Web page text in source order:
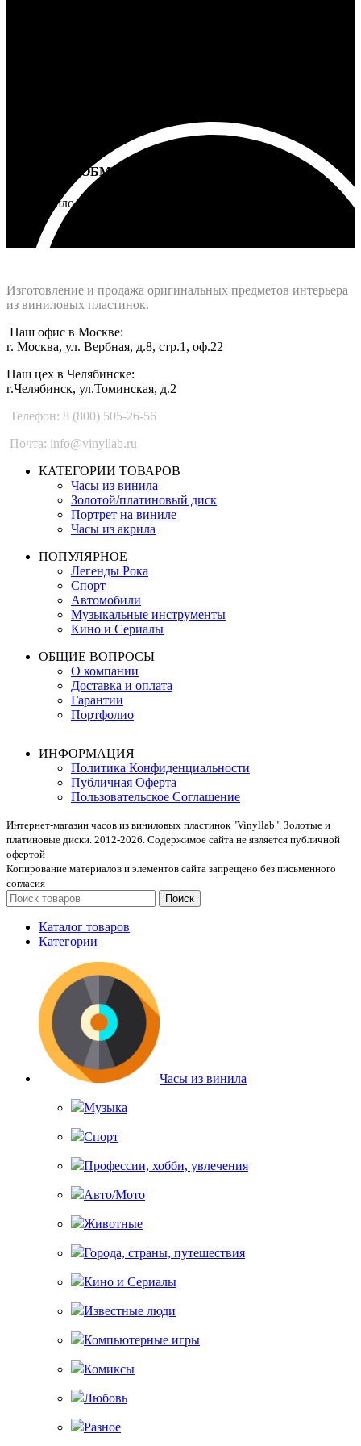
ВОЗВРАТ И ОБМЕН
Не подошло - вернем деньги
Изготовление и продажа оригинальных предметов интерьера
из виниловых пластинок.
Наш офис в Москве:
г. Москва, ул. Вербная, д.8, стр.1, оф.22
Наш цех в Челябинске:
г.Челябинск, ул.Томинская, д.2
Телефон: 8 (800) 505-26-56
Почта: info@vinyllab.ru
КАТЕГОРИИ ТОВАРОВ
Часы из винила
Золотой/платиновый диск
Портрет на виниле
Часы из акрила
ПОПУЛЯРНОЕ
Легенды Рока
Спорт
Автомобили
Музыкальные инструменты
Кино и Сериалы
ОБЩИЕ ВОПРОСЫ
О компании
Доставка и оплата
Гарантии
Портфолио
ИНФОРМАЦИЯ
Политика Конфиденциальности
Публичная Оферта
Пользовательское Соглашение
Интернет-магазин часов из виниловых пластинок "Vinyllab". Золотые и
платиновые диски. 2012-2026. Содержимое сайта не является публичной
офертой
Копирование материалов и элементов сайта запрещено без письменного
согласия
Поиск
Каталог товаров
Категории
Часы из винила
Музыка
Спорт
Профессии, хобби, увлечения
Авто/Мото
Животные
Города, страны, путешествия
Кино и Сериалы
Известные люди
Компьютерные игры
Комиксы
Любовь
Разное